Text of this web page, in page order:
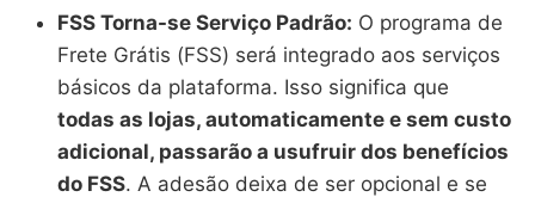
FSS Torna-se Serviço Padrão: O programa de
Frete Grátis (FSS) será integrado aos serviços
básicos da plataforma. Isso significa que
todas as lojas, automaticamente e sem custo
adicional, passarão a usufruir dos benefícios
do FSS. A adesão deixa de ser opcional e se